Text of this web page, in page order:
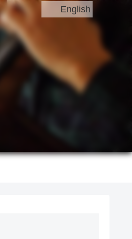
English